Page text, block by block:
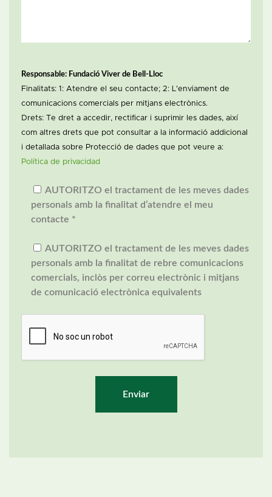
Responsable: Fundació Viver de Bell-Lloc
Finalitats: 1: Atendre el seu contacte; 2: L'enviament de
comunicacions comercials per mitjans electrònics.
Drets: Te dret a accedir, rectificar i suprimir les dades, així
com altres drets que pot consultar a la informació addicional
i detallada sobre Protecció de dades que pot veure a:
Política de privacidad
AUTORITZO el tractament de les meves dades
personals amb la finalitat d’atendre el meu
contacte *
AUTORITZO el tractament de les meves dades
personals amb la finalitat de rebre comunicacions
comercials, inclòs per correu electrònic i mitjans
de comunicació electrònica equivalents